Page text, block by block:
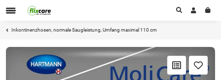
Inkontinenzhosen, normale Saugleistung, Umfang maximal 110 cm